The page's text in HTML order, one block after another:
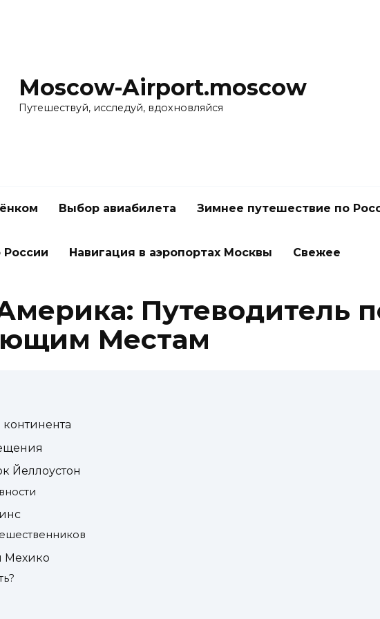
Moscow-Airport.moscow
Путешествуй, исследуй, вдохновляйся
Выбор авиабилета Зимнее путешествие по
Навигация в аэропортах Москвы Свежее
Путеводитель
Местам
Йеллоустон
Мехико